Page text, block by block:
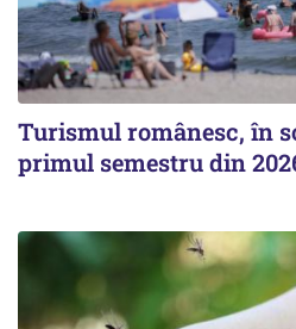
Turismul românesc, în
primul semestru din